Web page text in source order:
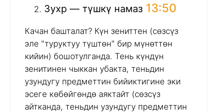
Зухр — түшкү намаз 13:50
Качан башталат? Күн зениттен (сөзсүз
эле "туруктуу түштөн" бир мүнөттөн
кийин) бошотулганда. Тень күндүн
зенитинен чыккан убакта, теньдин
узундугу предметтин бийиктигине эки
эсеге көбөйгөндө аяктайт (сөзсүз
айтканда, теньдин узундугу предметтин